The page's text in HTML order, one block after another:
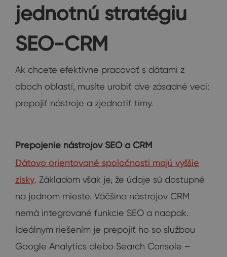
jednotnú stratégiu
SEO-CRM
Ak chcete efektívne pracovať s dátami z
oboch oblastí, musíte urobiť dve zásadné veci:
prepojiť nástroje a zjednotiť tímy.
Prepojenie nástrojov SEO a CRM
Dátovo orientované spoločnosti majú vyššie
zisky. Základom však je, že údaje sú dostupné
na jednom mieste. Väčšina nástrojov CRM
nemá integrované funkcie SEO a naopak.
Ideálnym riešením je prepojiť ho so službou
Google Analytics alebo Search Console –